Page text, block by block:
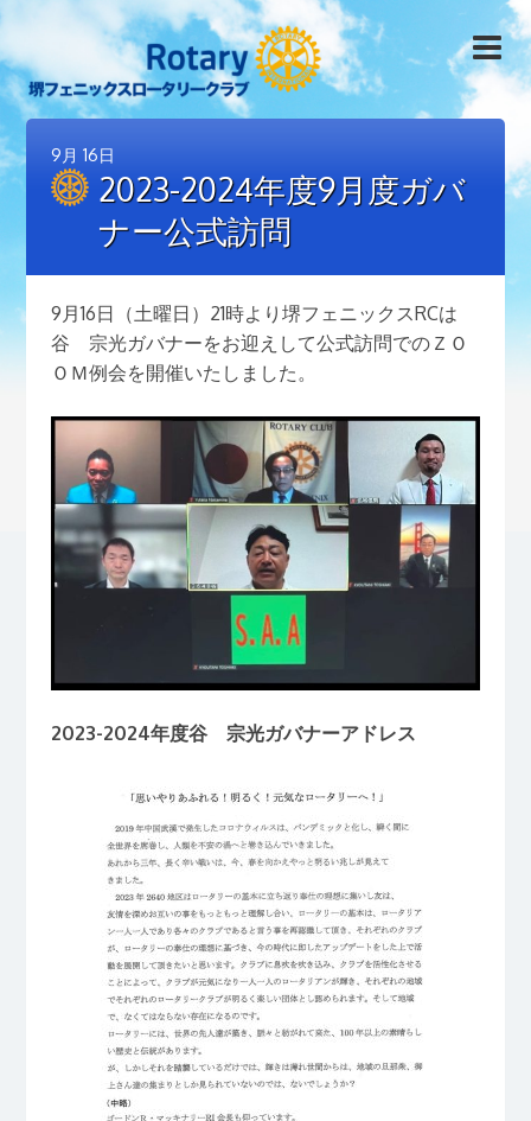
9月 16日
2023-2024年度9月度ガバ
ナー公式訪問
9月16日（土曜日）21時より堺フェニックスRCは
谷 宗光ガバナーをお迎えして公式訪問でのＺＯ
ＯＭ例会を開催いたしました。
2023-2024年度谷 宗光ガバナーアドレス